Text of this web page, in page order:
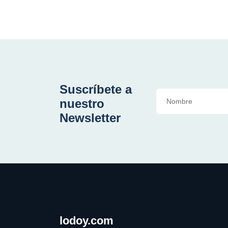
Suscríbete a
nuestro
Newsletter
lodoy.com